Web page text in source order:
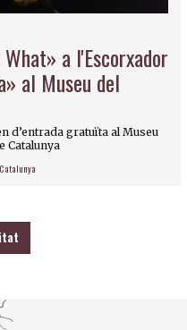
a l'Escorxador
al Museu del
d’entrada gratuïta al Museu
Catalunya